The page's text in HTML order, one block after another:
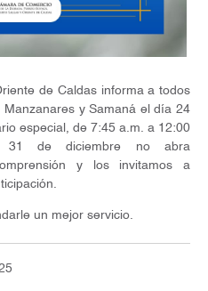
de Caldas informa a todos
y Samaná el día 24
especial, de 7:45 a.m. a 12:00
de diciembre no abra
y los invitamos a
un mejor servicio.